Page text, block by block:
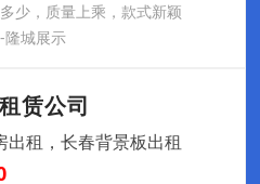
少，质量上乘，款式新颖
隆城展示
赁公司
租，长春背景板出租